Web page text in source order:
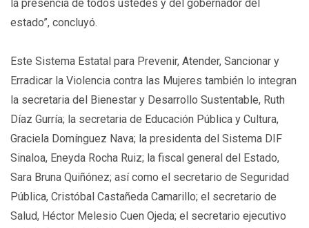
la presencia de todos ustedes y del gobernador del
estado”, concluyó.
Este Sistema Estatal para Prevenir, Atender, Sancionar y
Erradicar la Violencia contra las Mujeres también lo integran
la secretaria del Bienestar y Desarrollo Sustentable, Ruth
Díaz Gurría; la secretaria de Educación Pública y Cultura,
Graciela Domínguez Nava; la presidenta del Sistema DIF
Sinaloa, Eneyda Rocha Ruiz; la fiscal general del Estado,
Sara Bruna Quiñónez; así como el secretario de Seguridad
Pública, Cristóbal Castañeda Camarillo; el secretario de
Salud, Héctor Melesio Cuen Ojeda; el secretario ejecutivo